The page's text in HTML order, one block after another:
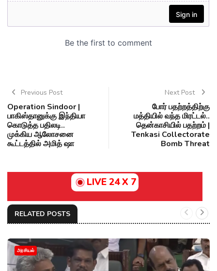
Previous Post
Operation Sindoor |
பாகிஸ்தானுக்கு இந்தியா
கொடுத்த பதிலடி..
முக்கிய ஆலோசனை
கூட்டத்தில் அமித் ஷா
Next Post
போர் பதற்றத்திற்கு
மத்தியில் வந்த மிரட்டல்..
தென்காசியில் பதற்றம் |
Tenkasi Collectorate
Bomb Threat
LIVE 24 X 7
RELATED POSTS
அரசியல்